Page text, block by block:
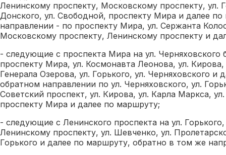
Ленинскому проспекту, Московскому проспекту, ул.
Донского, ул. Свободной, проспекту Мира и далее
направлении - по проспекту Мира, ул. Сержанта
Московскому проспекту, Ленинскому проспекту и
- следующие с проспекта Мира на ул. Черняховского
проспекту Мира, ул. Космонавта Леонова, ул.
Генерала Озерова, ул. Горького, ул. Черняховского и
обратном направлении по ул. Черняховского, ул.
Советский проспект, ул. Кирова, ул. Карла Маркса,
проспекту Мира и далее по маршруту;
- следующие с Ленинского проспекта на ул.
Ленинскому проспекту, ул. Шевченко, ул.
Горького и далее по маршруту, обратно в том же